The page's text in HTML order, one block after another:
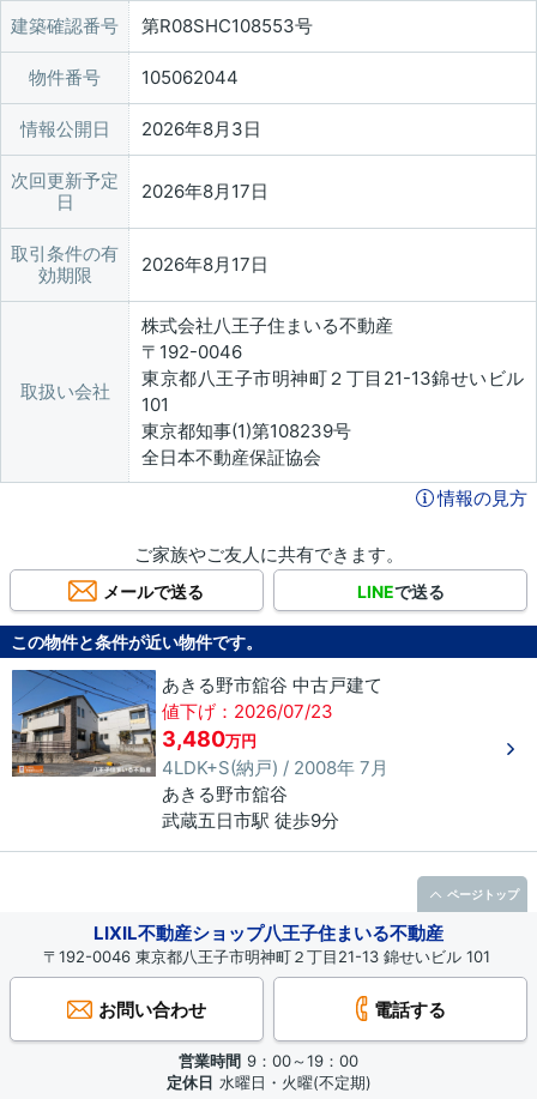
建築確認番号 第R08SHC108553号
物件番号 105062044
情報公開日 2026年8月3日
次回更新予定
日
2026年8月17日
取引条件の有
効期限
2026年8月17日
取扱い会社
株式会社八王子住まいる不動産
〒192-0046
東京都八王子市明神町２丁目21-13錦せいビル
101
東京都知事(1)第108239号
全日本不動産保証協会
情報の見方
ご家族やご友人に共有できます。
メールで送る LINEで送る
この物件と条件が近い物件です。
あきる野市舘谷 中古戸建て
値下げ：2026/07/23
3,480万円
4LDK+S(納戸) / 2008年 7月
あきる野市舘谷
武蔵五日市駅 徒歩9分
LIXIL不動産ショップ八王子住まいる不動産
〒192-0046 東京都八王子市明神町２丁目21-13 錦せいビル 101
お問い合わせ 電話する
営業時間 9：00～19：00
定休日 水曜日・火曜(不定期)
ページトップ